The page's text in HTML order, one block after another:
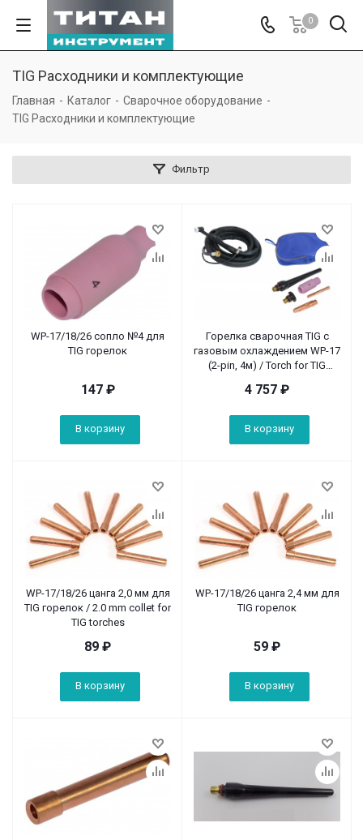
0
TIG Расходники и комплектующие
Главная - Каталог - Сварочное оборудование -
TIG Расходники и комплектующие
Фильтр
WP-17/18/26 сопло №4 для
TIG горелок
147₽
В корзину
Горелка сварочная TIG с
газовым охлаждением WP-17
(2-pin, 4м) / Torch for TIG
4 757 ₽
В корзину
WP-17/18/26 цанга 2,0 мм для
TIG горелок / 2.0 mm collet for
TIG torches
89 ₽
В корзину
WP-17/18/26 цанга 2,4 мм для
TIG горелок
59 ₽
В корзину